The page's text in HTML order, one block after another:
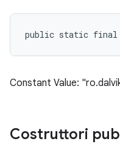
public static final
Constant Value:
Costruttori